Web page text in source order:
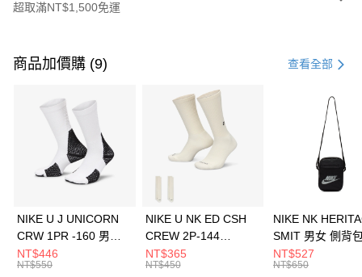
超取滿NT$1,500免運
信用卡一次付款
3 期 0 利率 每期 21家銀行
合作金庫商業銀行
第一商業銀行
華南商業銀行
彰化商業銀行
上海商業儲蓄銀行
元大商業銀行
Apple Pay
全盈+PAY
AFTEE先享後付
商品加價購 (9) 查看全部
NIKE U J UNICORN
CRW 1PR -160 男女
中統襪 FZ3393100
NT$446
NT$550
NIKE U NK ED CSH
CREW 2P-144
EMBRDY 男女 短統襪
FZ3073133
NT$365
NT$450
NIKE NK
SMIT 男女 側背
BA5871010
NT$527
NT$650